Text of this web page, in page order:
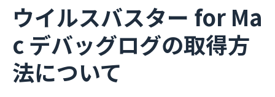
ウイルスバスター for Ma
c デバッグログの取得方
法について